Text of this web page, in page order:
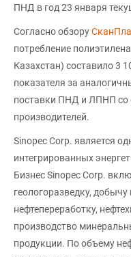
ПНД в год 23 января
Согласно обзору
потребление
Казахстан) составило 3
показателя за
поставки ПНД и ЛПНП со
производителей.
Sinopec Corp. является
интегрированных
Бизнес Sinopec Corp.
геологоразведку,
нефтепереработку,
производство
продукции. По объему